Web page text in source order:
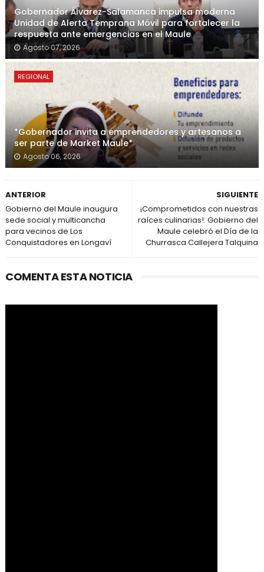
Gobernador Álvarez-Salamanca impulsa moderna
Unidad de Alerta Temprana Móvil para fortalecer la
respuesta ante emergencias en el Maule
Agosto 07, 2026
REGIONAL
*Gobernador invita a emprendedores y artesanos a
ser parte de Market Maule*
Agosto 06, 2026
SIGUIENTE
¡Comprometidos con nuestras
raíces culinarias!: Gobierno del
Maule celebró el Día de la
Churrasca Callejera Talquina
ANTERIOR
Gobierno del Maule inaugura
sede social y multicancha
para vecinos de Los
Conquistadores en Longaví
COMENTA ESTA NOTICIA